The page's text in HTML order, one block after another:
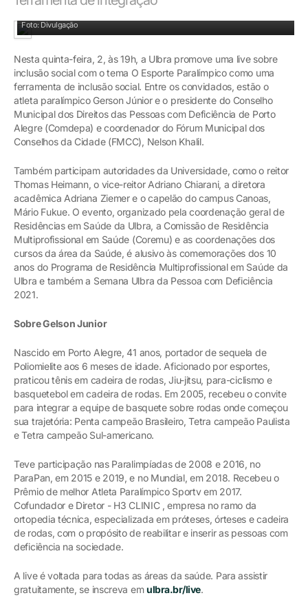
Foto: Divulgação
Nesta quinta-feira, 2, às 19h, a Ulbra promove uma live sobre
inclusão social com o tema O Esporte Paralímpico como uma
ferramenta de inclusão social. Entre os convidados, estão o
atleta paralímpico Gerson Júnior e o presidente do Conselho
Municipal dos Direitos das Pessoas com Deficiência de Porto
Alegre (Comdepa) e coordenador do Fórum Municipal dos
Conselhos da Cidade (FMCC), Nelson Khalil.
Também participam autoridades da Universidade, como o reitor
Thomas Heimann, o vice-reitor Adriano Chiarani, a diretora
acadêmica Adriana Ziemer e o capelão do campus Canoas,
Mário Fukue. O evento, organizado pela coordenação geral de
Residências em Saúde da Ulbra, a Comissão de Residência
Multiprofissional em Saúde (Coremu) e as coordenações dos
cursos da área da Saúde, é alusivo às comemorações dos 10
anos do Programa de Residência Multiprofissional em Saúde da
Ulbra e também a Semana Ulbra da Pessoa com Deficiência
2021.
Sobre Gelson Junior
Nascido em Porto Alegre, 41 anos, portador de sequela de
Poliomielite aos 6 meses de idade. Aficionado por esportes,
praticou tênis em cadeira de rodas, Jiu-jitsu, para-ciclismo e
basquetebol em cadeira de rodas. Em 2005, recebeu o convite
para integrar a equipe de basquete sobre rodas onde começou
sua trajetória: Penta campeão Brasileiro, Tetra campeão Paulista
e Tetra campeão Sul-americano.
Teve participação nas Paralimpíadas de 2008 e 2016, no
ParaPan, em 2015 e 2019, e no Mundial, em 2018. Recebeu o
Prêmio de melhor Atleta Paralímpico Sportv em 2017.
Cofundador e Diretor - H3 CLINIC , empresa no ramo da
ortopedia técnica, especializada em próteses, órteses e cadeira
de rodas, com o propósito de reabilitar e inserir as pessoas com
deficiência na sociedade.
A live é voltada para todas as áreas da saúde. Para assistir
gratuitamente, se inscreva emulbra.br/live.